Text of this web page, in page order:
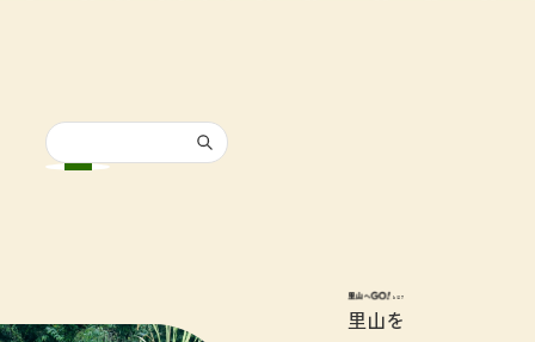
里山へGO!と
里山を